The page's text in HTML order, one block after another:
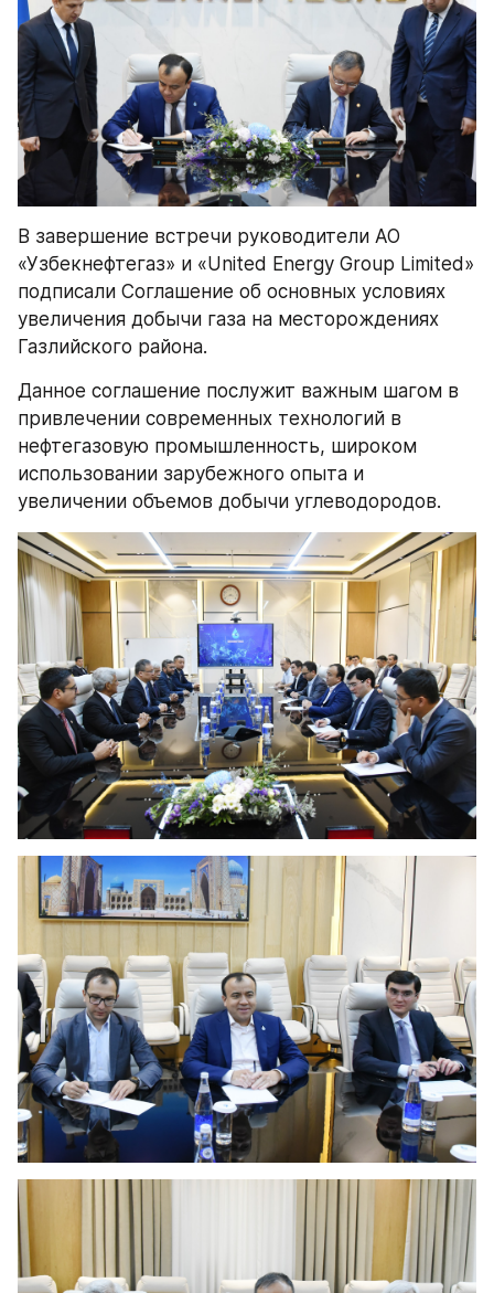
В завершение встречи руководители АО
«Узбекнефтегаз» и «United Energy Group Limited»
подписали Соглашение об основных условиях
увеличения добычи газа на месторождениях
Газлийского района.
Данное соглашение послужит важным шагом в
привлечении современных технологий в
нефтегазовую промышленность, широком
использовании зарубежного опыта и
увеличении объемов добычи углеводородов.